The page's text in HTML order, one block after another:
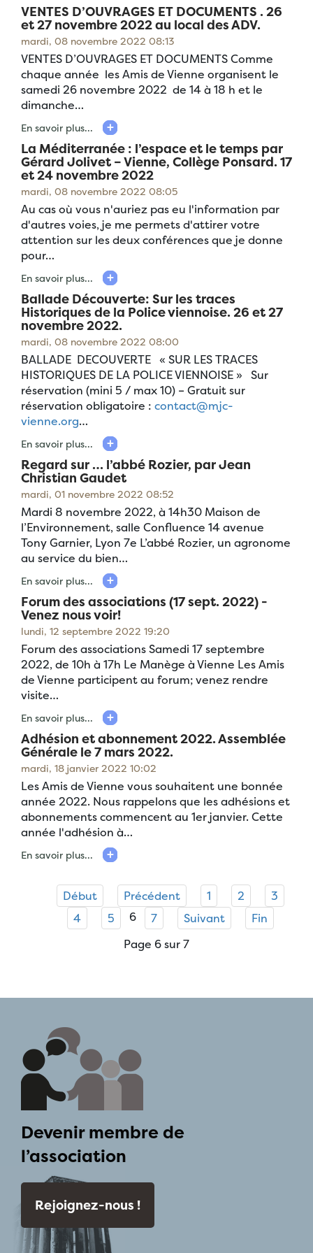
VENTES D’OUVRAGES ET DOCUMENTS . 26
et 27 novembre 2022 au local des ADV.
mardi, 08 novembre 2022 08:13
VENTES D’OUVRAGES ET DOCUMENTS Comme
chaque année les Amis de Vienne organisent le
samedi 26 novembre 2022 de 14 à 18 h et le
dimanche…
En savoir plus...
La Méditerranée : l’espace et le temps par
Gérard Jolivet – Vienne, Collège Ponsard. 17
et 24 novembre 2022
mardi, 08 novembre 2022 08:05
Au cas où vous n'auriez pas eu l'information par
d'autres voies, je me permets d'attirer votre
attention sur les deux conférences que je donne
pour…
En savoir plus...
Ballade Découverte: Sur les traces
Historiques de la Police viennoise. 26 et 27
novembre 2022.
mardi, 08 novembre 2022 08:00
BALLADE DECOUVERTE « SUR LES TRACES
HISTORIQUES DE LA POLICE VIENNOISE » Sur
réservation (mini 5 / max 10) – Gratuit sur
réservation obligatoire : contact@mjc-
vienne.org…
En savoir plus...
Regard sur … l’abbé Rozier, par Jean
Christian Gaudet
mardi, 01 novembre 2022 08:52
Mardi 8 novembre 2022, à 14h30 Maison de
l’Environnement, salle Confluence 14 avenue
Tony Garnier, Lyon 7e L’abbé Rozier, un agronome
au service du bien…
En savoir plus...
Forum des associations (17 sept. 2022) -
Venez nous voir!
lundi, 12 septembre 2022 19:20
Forum des associations Samedi 17 septembre
2022, de 10h à 17h Le Manège à Vienne Les Amis
de Vienne participent au forum; venez rendre
visite…
En savoir plus...
Adhésion et abonnement 2022. Assemblée
Générale le 7 mars 2022.
mardi, 18 janvier 2022 10:02
Les Amis de Vienne vous souhaitent une bonnée
année 2022. Nous rappelons que les adhésions et
abonnements commencent au 1er janvier. Cette
année l'adhésion à…
En savoir plus...
Début Précédent 1 2
3
4
5 6 7 Suivant
Fin
Page 6 sur 7
Devenir membre de
l’association
Rejoignez-nous !